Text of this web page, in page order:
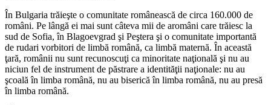
În Bulgaria trăieşte o comunitate românească de circa 160.000 de
români. Pe lângă ei mai sunt câteva mii de aromâni care trăiesc la
sud de Sofia, în Blagoevgrad şi Peştera şi o comunitate importantă
de rudari vorbitori de limbă română, ca limbă maternă. În această
ţară, românii nu sunt recunoscuţi ca minoritate naţională şi nu au
niciun fel de instrument de păstrare a identităţii naţionale: nu au
şcoală în limba română, nu au biserică în limba română, nu au presă
în limba română.